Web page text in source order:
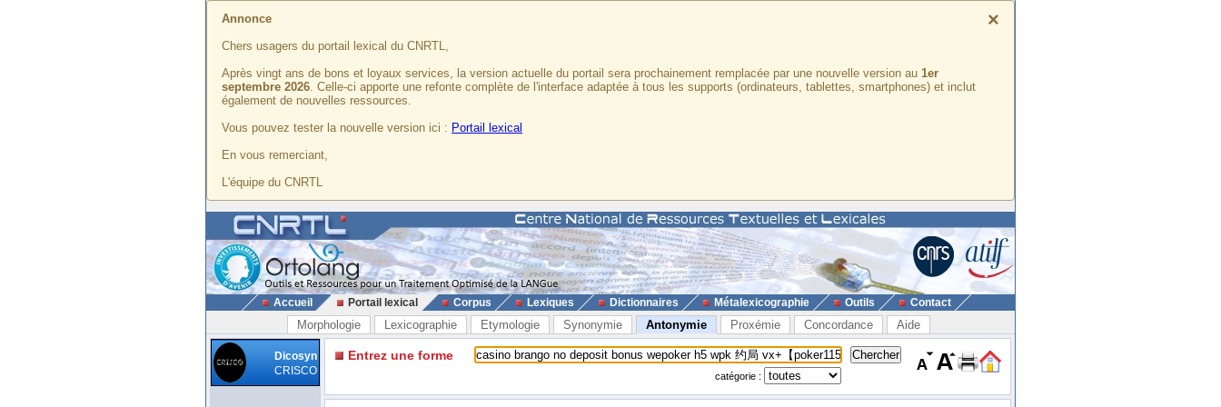
×
Annonce
Chers usagers du portail lexical du CNRTL,
Après vingt ans de bons et loyaux services, la version actuelle du portail sera prochainement remplacée par une nouvelle version au 1er
septembre 2026. Celle-ci apporte une refonte complète de l'interface adaptée à tous les supports (ordinateurs, tablettes, smartphones) et inclut
également de nouvelles ressources.
Vous pouvez tester la nouvelle version ici : Portail lexical
En vous remerciant,
L'équipe du CNRTL
Accueil Portail lexical Corpus Lexiques Dictionnaires Métalexicographie Outils Contact
Morphologie Lexicographie Etymologie Synonymie Antonymie Proxémie Concordance Aide
Dicosyn
CRISCO
Entrez une forme
catégorie :